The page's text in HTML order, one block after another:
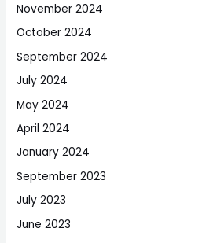
November 2024
October 2024
September 2024
July 2024
May 2024
April 2024
January 2024
September 2023
July 2023
June 2023